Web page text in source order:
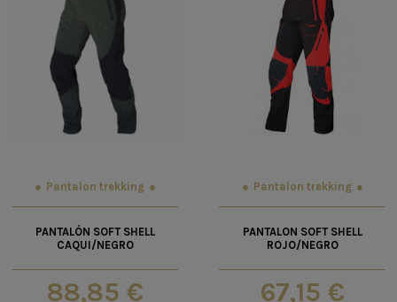
Pantalon trekking
PANTALÓN SOFT SHELL
CAQUI/NEGRO
88,85 €
Pantalon trekking
PANTALON SOFT SHELL
ROJO/NEGRO
67,15 €